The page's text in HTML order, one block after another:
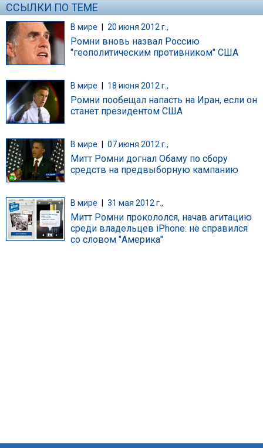
ССЫЛКИ ПО ТЕМЕ
В мире | 20 июня 2012 г.,
Ромни вновь назвал Россию
"геополитическим противником" США
В мире 18 июня 2012 г.,
Ромни пообещал напасть на Иран, если он
станет президентом США
В мире 07 июня 2012 г.,
Митт Ромни догнал Обаму по сбору
средств на предвыборную кампанию
В мире 31 мая 2012 г.,
Митт Ромни прокололся, начав агитацию
среди владельцев iPhone: не справился
со словом "Америка"